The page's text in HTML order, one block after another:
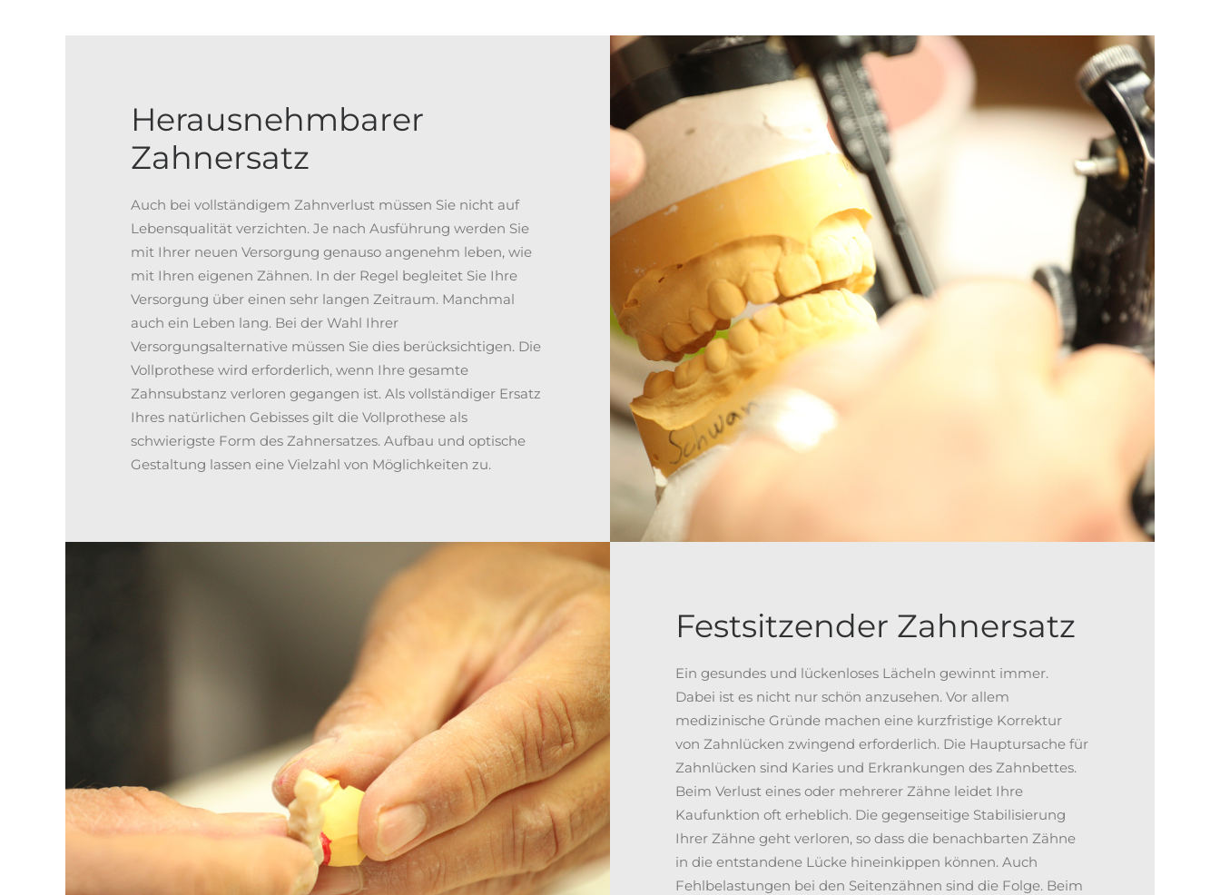
Herausnehmbarer
Zahnersatz
Auch bei vollständigem Zahnverlust müssen Sie nicht auf
Lebensqualität verzichten. Je nach Ausführung werden Sie
mit Ihrer neuen Versorgung genauso angenehm leben, wie
mit Ihren eigenen Zähnen. In der Regel begleitet Sie Ihre
Versorgung über einen sehr langen Zeitraum. Manchmal
auch ein Leben lang. Bei der Wahl Ihrer
Versorgungsalternative müssen Sie dies berücksichtigen. Die
Vollprothese wird erforderlich, wenn Ihre gesamte
Zahnsubstanz verloren gegangen ist. Als vollständiger Ersatz
Ihres natürlichen Gebisses gilt die Vollprothese als
schwierigste Form des Zahnersatzes. Aufbau und optische
Gestaltung lassen eine Vielzahl von Möglichkeiten zu.
Festsitzender Zahnersatz
Ein gesundes und lückenloses Lächeln gewinnt immer.
Dabei ist es nicht nur schön anzusehen. Vor allem
medizinische Gründe machen eine kurzfristige Korrektur
von Zahnlücken zwingend erforderlich. Die Hauptursache für
Zahnlücken sind Karies und Erkrankungen des Zahnbettes.
Beim Verlust eines oder mehrerer Zähne leidet Ihre
Kaufunktion oft erheblich. Die gegenseitige Stabilisierung
Ihrer Zähne geht verloren, so dass die benachbarten Zähne
in die entstandene Lücke hineinkippen können. Auch
Fehlbelastungen bei den Seitenzähnen sind die Folge. Beim